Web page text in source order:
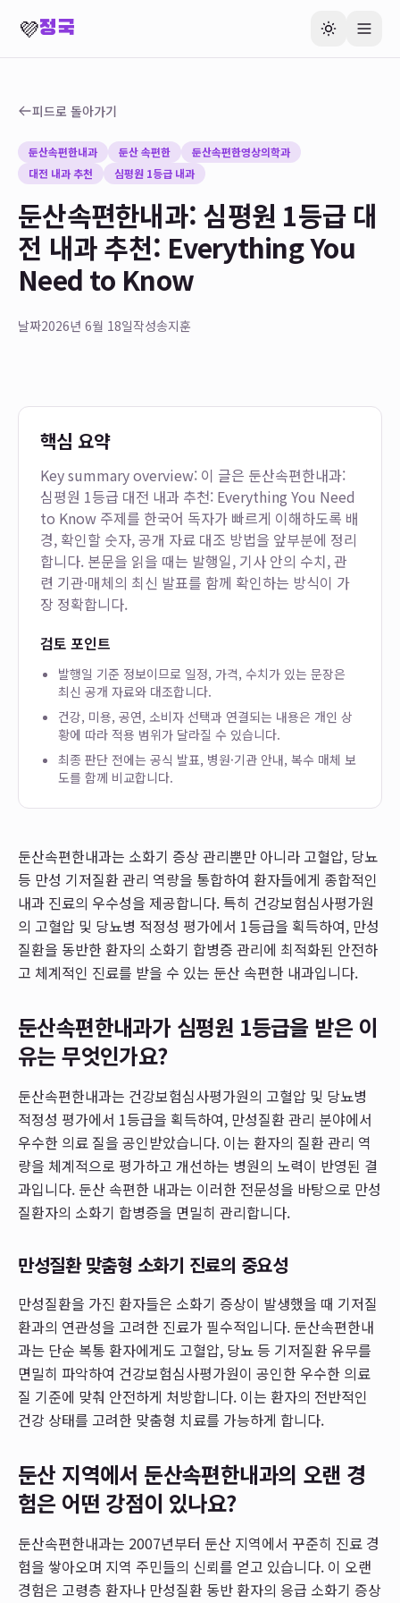
💜정국
피드로 돌아가기
둔산속편한내과 둔산 속편한
둔산속편한영상의학과
대전 내과 추천
심평원 1등급 내과
둔산속편한내과: 심평원 1등급 대
전 내과 추천: Everything You
Need to Know
날짜2026년 6월 18일작성송지훈
핵심 요약
Key summary overview: 이 글은 둔산속편한내과:
심평원 1등급 대전 내과 추천: Everything You Need
to Know 주제를 한국어 독자가 빠르게 이해하도록 배
경, 확인할 숫자, 공개 자료 대조 방법을 앞부분에 정리
합니다. 본문을 읽을 때는 발행일, 기사 안의 수치, 관
련 기관·매체의 최신 발표를 함께 확인하는 방식이 가
장 정확합니다.
검토 포인트
발행일 기준 정보이므로 일정, 가격, 수치가 있는 문장은
최신 공개 자료와 대조합니다.
건강, 미용, 공연, 소비자 선택과 연결되는 내용은 개인 상
황에 따라 적용 범위가 달라질 수 있습니다.
최종 판단 전에는 공식 발표, 병원·기관 안내, 복수 매체 보
도를 함께 비교합니다.
둔산속편한내과는 소화기 증상 관리뿐만 아니라 고혈압, 당뇨
등 만성 기저질환 관리 역량을 통합하여 환자들에게 종합적인
내과 진료의 우수성을 제공합니다. 특히 건강보험심사평가원
의 고혈압 및 당뇨병 적정성 평가에서 1등급을 획득하여, 만성
질환을 동반한 환자의 소화기 합병증 관리에 최적화된 안전하
고 체계적인 진료를 받을 수 있는 둔산 속편한 내과입니다.
둔산속편한내과가 심평원 1등급을 받은 이
유는 무엇인가요?
둔산속편한내과는 건강보험심사평가원의 고혈압 및 당뇨병
적정성 평가에서 1등급을 획득하여, 만성질환 관리 분야에서
우수한 의료 질을 공인받았습니다. 이는 환자의 질환 관리 역
량을 체계적으로 평가하고 개선하는 병원의 노력이 반영된 결
과입니다. 둔산 속편한 내과는 이러한 전문성을 바탕으로 만성
질환자의 소화기 합병증을 면밀히 관리합니다.
만성질환 맞춤형 소화기 진료의 중요성
만성질환을 가진 환자들은 소화기 증상이 발생했을 때 기저질
환과의 연관성을 고려한 진료가 필수적입니다. 둔산속편한내
과는 단순 복통 환자에게도 고혈압, 당뇨 등 기저질환 유무를
면밀히 파악하여 건강보험심사평가원이 공인한 우수한 의료
질 기준에 맞춰 안전하게 처방합니다. 이는 환자의 전반적인
건강 상태를 고려한 맞춤형 치료를 가능하게 합니다.
둔산 지역에서 둔산속편한내과의 오랜 경
험은 어떤 강점이 있나요?
둔산속편한내과는 2007년부터 둔산 지역에서 꾸준히 진료 경
험을 쌓아오며 지역 주민들의 신뢰를 얻고 있습니다. 이 오랜
경험은 고령층 환자나 만성질환 동반 환자의 응급 소화기 증상